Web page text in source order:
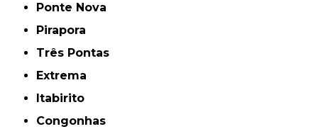
Ponte Nova
Pirapora
Três Pontas
Extrema
Itabirito
Congonhas